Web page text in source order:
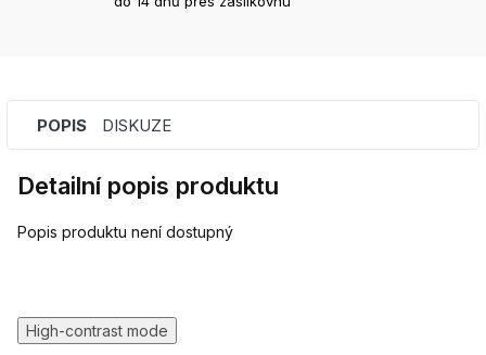
POPIS DISKUZE
Detailní popis produktu
Popis produktu není dostupný
High-contrast mode